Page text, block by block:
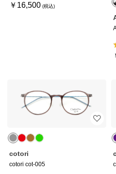
￥16,500
cotori
cotori cot-005